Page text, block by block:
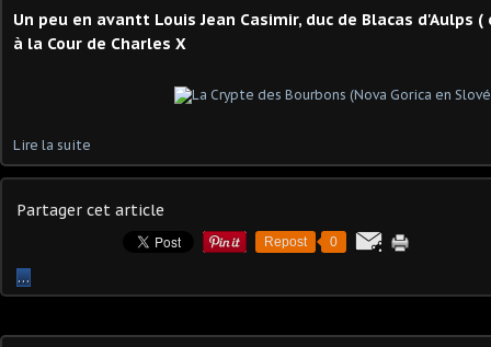
Un peu en avantt Louis Jean Casimir, duc de Blacas d'Aulps
à la Cour de Charles X
Lire la suite
Partager cet article
Repost 0
…